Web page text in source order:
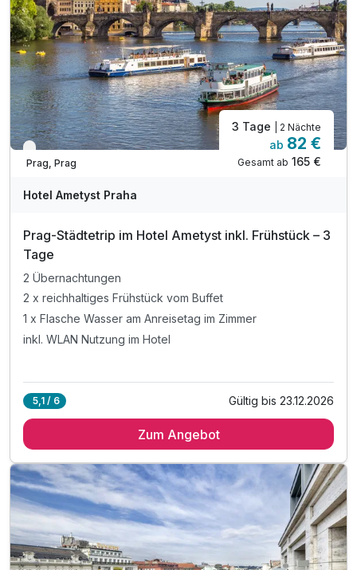
Verfügbar bis Dezember
Prag, Prag
3 Tage | 2 Nächte
ab 82 €
Gesamt ab 165 €
Hotel Ametyst Praha
Prag-Städtetrip im Hotel Ametyst inkl. Frühstück – 3
Tage
2 Übernachtungen
2 x reichhaltiges Frühstück vom Buffet
1 x Flasche Wasser am Anreisetag im Zimmer
inkl. WLAN Nutzung im Hotel
5,1 / 6 Gültig bis 23.12.2026
Zum Angebot